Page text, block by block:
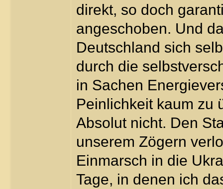
direkt, so doch
angeschoben. Und
Deutschland sich
durch die
in Sachen
Peinlichkeit kaum zu
Absolut nicht. Den
unserem Zögern
Einmarsch in die
Tage, in denen ich